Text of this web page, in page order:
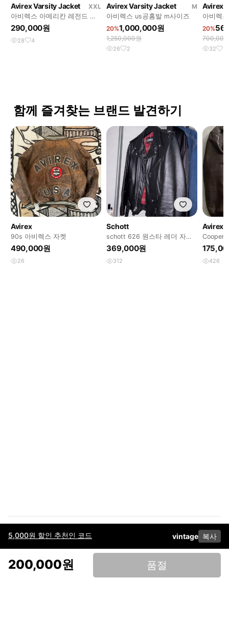
5,000원 할인 추천인 코드 vintage 복사
200,000원 품절
Avirex Varsity Jacket
XXL
아비렉스 아메리칸 레전드 바
시티 가죽자켓
290,000원
28 4
Avirex Varsity Jacket
M
아비렉스 us공홈발 m사이즈
20%1,000,000원
1,250,000원
26 2
Avirex
아비렉
s
20%
700,000
32 1
함께 즐겨찾는 브랜드 발견하기
Avirex
90s 아비렉스 자켓
490,000원
26
Schott
schott 626 원스타 레더 자켓
L 쇼트 가죽 라이더
369,000원
312
Avirex
Cooper
426
이용약관고객센터판매개인정보 처리방침사업자 정보다운로드